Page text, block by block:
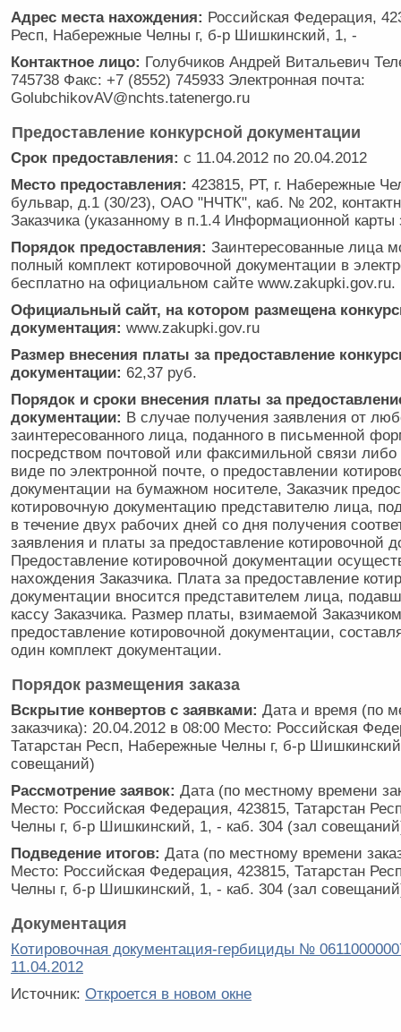
Адрес места нахождения: Российская Федерация,
Респ, Набережные Челны г, б-р Шишкинский, 1, -
Контактное лицо: Голубчиков Андрей Витальевич
745738 Факс: +7 (8552) 745933 Электронная почта:
GolubchikovAV@nchts.tatenergo.ru
Предоставление конкурсной документации
Срок предоставления: с 11.04.2012 по 20.04.2012
Место предоставления: 423815, РТ, г. Набережные
бульвар, д.1 (30/23), ОАО "НЧТК", каб. № 202,
Заказчика (указанному в п.1.4 Информационной карты
Порядок предоставления: Заинтересованные лица
полный комплект котировочной документации в
бесплатно на официальном сайте www.zakupki.gov.ru.
Официальный сайт, на котором размещена
документация: www.zakupki.gov.ru
Размер внесения платы за предоставление
документации: 62,37 руб.
Порядок и сроки внесения платы за
документации: В случае получения заявления от
заинтересованного лица, поданного в письменной
посредством почтовой или факсимильной связи либо
виде по электронной почте, о предоставлении
документации на бумажном носителе, Заказчик
котировочную документацию представителю лица,
в течение двух рабочих дней со дня получения
заявления и платы за предоставление котировочной
Предоставление котировочной документации
нахождения Заказчика. Плата за предоставление
документации вносится представителем лица,
кассу Заказчика. Размер платы, взимаемой
предоставление котировочной документации,
один комплект документации.
Порядок размещения заказа
Вскрытие конвертов с заявками: Дата и время (по
заказчика): 20.04.2012 в 08:00 Место: Российская
Татарстан Респ, Набережные Челны г, б-р
совещаний)
Рассмотрение заявок: Дата (по местному времени
Место: Российская Федерация, 423815, Татарстан
Челны г, б-р Шишкинский, 1, - каб. 304 (зал
Подведение итогов: Дата (по местному времени
Место: Российская Федерация, 423815, Татарстан
Челны г, б-р Шишкинский, 1, - каб. 304 (зал
Документация
Котировочная документация-гербициды №
11.04.2012
Источник: Откроется в новом окне